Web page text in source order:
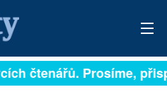
čtenářů. Prosíme,